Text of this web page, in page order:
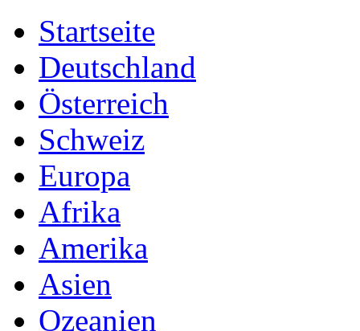
Startseite
Deutschland
Österreich
Schweiz
Europa
Afrika
Amerika
Asien
Ozeanien